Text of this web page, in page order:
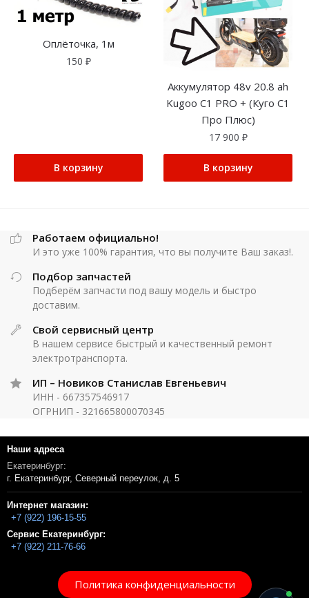
Оплёточка, 1м
150 ₽
В корзину
Аккумулятор 48v 20.8 ah
Kugoo C1 PRO + (Куго С1
Про Плюс)
17 900 ₽
В корзину
Работаем официально!
И это уже 100% гарантия, что вы получите Ваш заказ!.
Подбор запчастей
Подберём запчасти под вашу модель и быстро
доставим.
Свой сервисный центр
В нашем сервисе быстрый и качественный ремонт
электротранспорта.
ИП – Новиков Станислав Евгеньевич
ИНН - 667357546917
ОГРНИП - 321665800070345
Наши адреса
Екатеринбург:
г. Екатеринбург, Северный переулок, д. 5
Интернет магазин:
+7 (922) 196-15-55
Сервис Екатеринбург:
+7 (922) 211-76-66
Политика конфиденциальности